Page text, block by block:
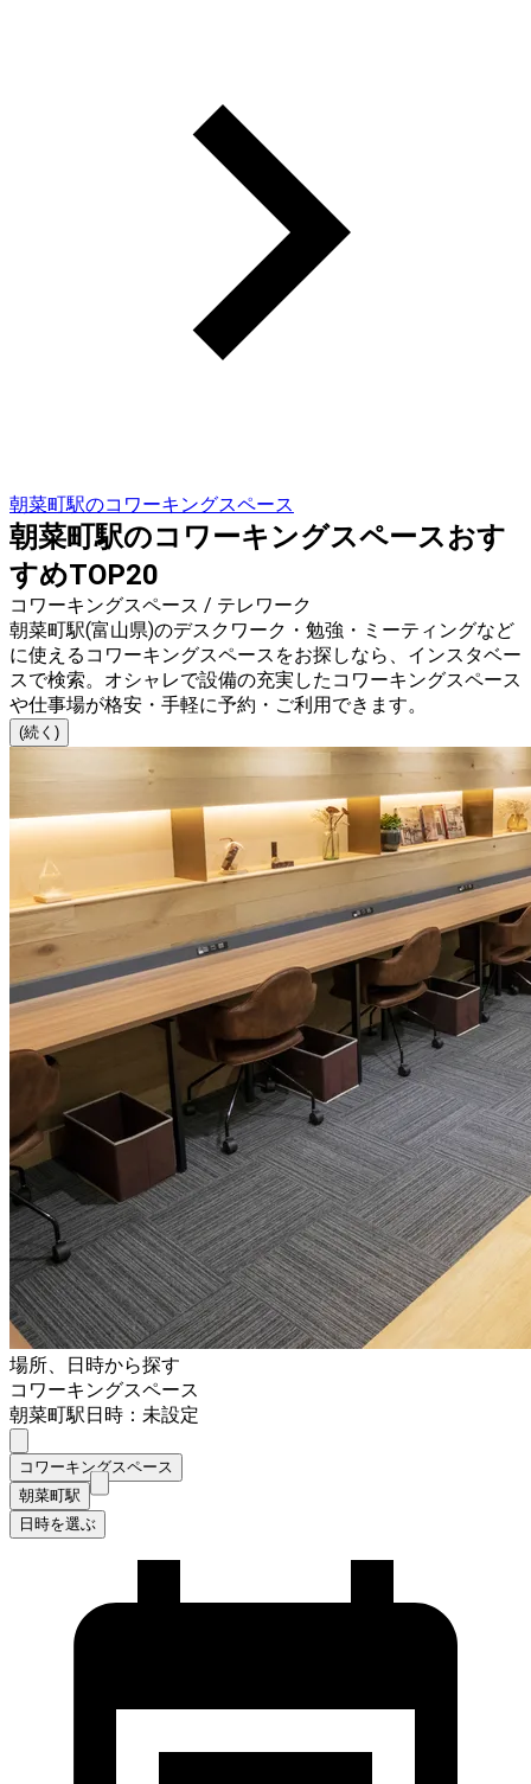
朝菜町駅のコワーキングスペース
朝菜町駅のコワーキングスペースおす
すめTOP20
コワーキングスペース / テレワーク
朝菜町駅(富山県)のデスクワーク・勉強・ミーティングなど
に使えるコワーキングスペースをお探しなら、インスタベー
スで検索。オシャレで設備の充実したコワーキングスペース
や仕事場が格安・手軽に予約・ご利用できます。
(続く)
場所、日時から探す
コワーキングスペース
朝菜町駅日時：未設定
コワーキングスペース
朝菜町駅
日時を選ぶ